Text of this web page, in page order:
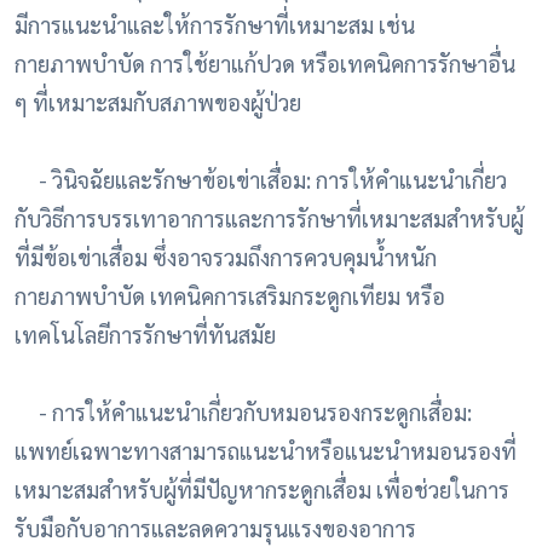
มีการแนะนำและให้การรักษาที่เหมาะสม เช่น
กายภาพบำบัด การใช้ยาแก้ปวด หรือเทคนิคการรักษาอื่น
ๆ ที่เหมาะสมกับสภาพของผู้ป่วย
- วินิจฉัยและรักษาข้อเข่าเสื่อม: การให้คำแนะนำเกี่ยว
กับวิธีการบรรเทาอาการและการรักษาที่เหมาะสมสำหรับผู้
ที่มีข้อเข่าเสื่อม ซึ่งอาจรวมถึงการควบคุมน้ำหนัก
กายภาพบำบัด เทคนิคการเสริมกระดูกเทียม หรือ
เทคโนโลยีการรักษาที่ทันสมัย
- การให้คำแนะนำเกี่ยวกับหมอนรองกระดูกเสื่อม:
แพทย์เฉพาะทางสามารถแนะนำหรือแนะนำหมอนรองที่
เหมาะสมสำหรับผู้ที่มีปัญหากระดูกเสื่อม เพื่อช่วยในการ
รับมือกับอาการและลดความรุนแรงของอาการ